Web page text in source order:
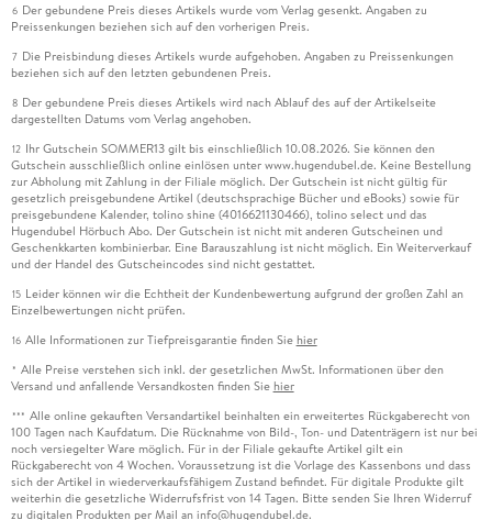
6 Der gebundene Preis dieses Artikels wurde vom Verlag gesenkt. Angaben zu
Preissenkungen beziehen sich auf den vorherigen Preis.
7 Die Preisbindung dieses Artikels wurde aufgehoben. Angaben zu Preissenkungen
beziehen sich auf den letzten gebundenen Preis.
8 Der gebundene Preis dieses Artikels wird nach Ablauf des auf der Artikelseite
dargestellten Datums vom Verlag angehoben.
12 Ihr Gutschein SOMMER13 gilt bis einschließlich 10.08.2026. Sie können den
Gutschein ausschließlich online einlösen unter www.hugendubel.de. Keine Bestellung
zur Abholung mit Zahlung in der Filiale möglich. Der Gutschein ist nicht gültig für
gesetzlich preisgebundene Artikel (deutschsprachige Bücher und eBooks) sowie für
preisgebundene Kalender, tolino shine (4016621130466), tolino select und das
Hugendubel Hörbuch Abo. Der Gutschein ist nicht mit anderen Gutscheinen und
Geschenkkarten kombinierbar. Eine Barauszahlung ist nicht möglich. Ein Weiterverkauf
und der Handel des Gutscheincodes sind nicht gestattet.
15 Leider können wir die Echtheit der Kundenbewertung aufgrund der großen Zahl an
Einzelbewertungen nicht prüfen.
16 Alle Informationen zur Tiefpreisgarantie finden Sie hier
* Alle Preise verstehen sich inkl. der gesetzlichen MwSt. Informationen über den
Versand und anfallende Versandkosten finden Sie hier
*** Alle online gekauften Versandartikel beinhalten ein erweitertes Rückgaberecht von
100 Tagen nach Kaufdatum. Die Rücknahme von Bild-, Ton- und Datenträgern ist nur bei
noch versiegelter Ware möglich. Für in der Filiale gekaufte Artikel gilt ein
Rückgaberecht von 4 Wochen. Voraussetzung ist die Vorlage des Kassenbons und dass
sich der Artikel in wiederverkaufsfähigem Zustand befindet. Für digitale Produkte gilt
weiterhin die gesetzliche Widerrufsfrist von 14 Tagen. Bitte senden Sie Ihren Widerruf
zu digitalen Produkten per Mail an info@hugendubel.de.